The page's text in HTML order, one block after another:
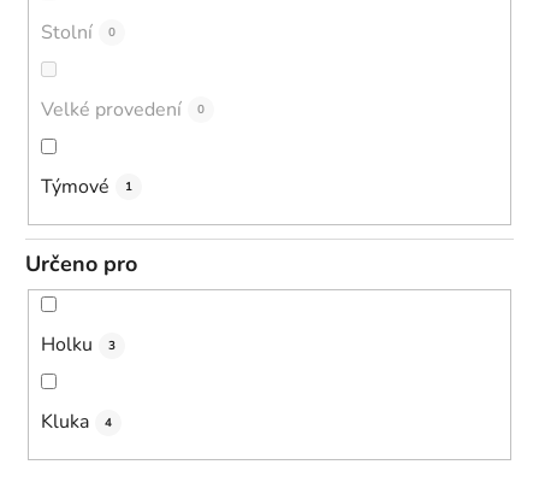
Stolní 0
Velké provedení 0
Týmové 1
Určeno pro
Holku 3
Kluka 4